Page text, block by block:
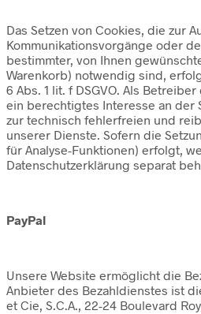
Das Setzen von Cookies, die zur
Kommunikationsvorgänge oder
bestimmter, von Ihnen
Warenkorb) notwendig sind,
6 Abs. 1 lit. f DSGVO. Als
ein berechtigtes Interesse an der
zur technisch fehlerfreien und
unserer Dienste. Sofern die
für Analyse-Funktionen) erfolgt,
Datenschutzerklärung separat
PayPal
Unsere Website ermöglicht die
Anbieter des Bezahldienstes ist
et Cie, S.C.A., 22-24 Boulevard